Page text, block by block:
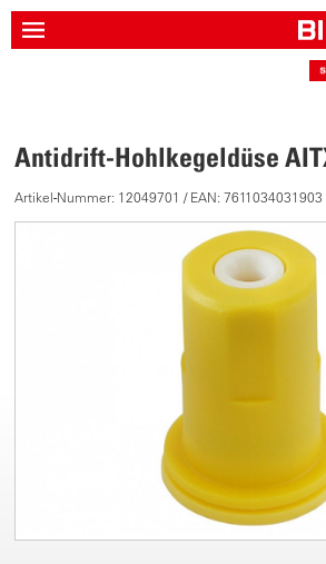
Antidrift-Hohlkegeldüse
Artikel-Nummer: 12049701 / EAN: 7611034031903